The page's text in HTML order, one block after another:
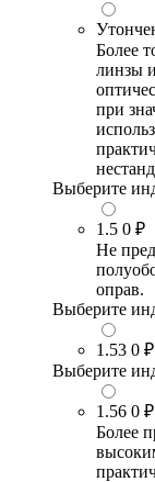
Более
линзы
при
Выберите
1.5 0 ₽
Не
оправ.
Выберите
1.53 0 ₽
Выберите
1.56 0 ₽
Более